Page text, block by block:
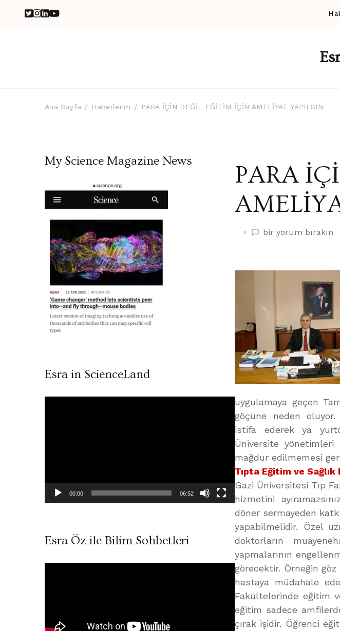
Ana Sayfa Haberlerim PARA İÇİN DEĞİL EĞİTİM İÇİN AMELİYAT YAPILSIN
PARA
PARA
EĞİTİM
AMELİYAT
YAPILSIN
bir yorum bırakın
uygulamaya geçen
göçüne neden
istifa ederek ya
Üniversite
mağdur edilmemesi
Tıpta Eğitim ve
Gazi Üniversitesi Tıp
hizmetini
döner sermayeden
yapabilmelidir. Özel
doktorların
yapmalarının
görecektir. Örneğin
hastaya müdahale
Fakültelerinde eğitim
eğitim sadece
çırak işidir. Öğrenci
My Science Magazine News
Esra in ScienceLand
00:00 06:52
Esra Öz ile Bilim Sohbetleri